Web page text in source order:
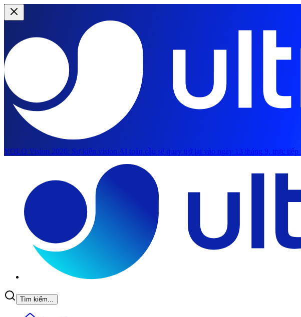
YOLO Vision 2026: Sự kiện vision AI toàn cầu sẽ quay trở lại vào ngày 13 tháng 9, trực tiếp
Tìm kiếm...